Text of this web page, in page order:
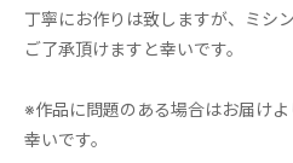
丁寧にお作りは致しますが、ミシ
ご了承頂けますと幸いです。
※作品に問題のある場合はお届け
幸いです。